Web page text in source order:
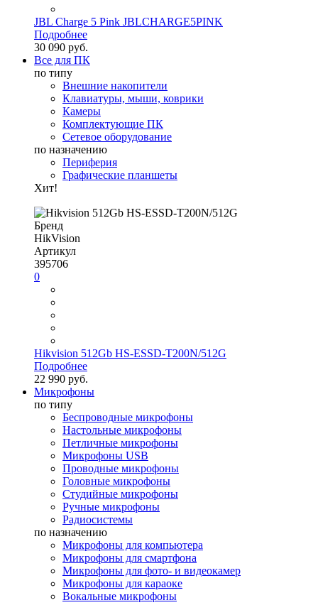
JBL Charge 5 Pink JBLCHARGE5PINK
Подробнее
30 090 руб.
Все для ПК
по типу
Внешние накопители
Клавиатуры, мыши, коврики
Камеры
Комплектующие ПК
Сетевое оборудование
по назначению
Периферия
Графические планшеты
Хит!
Бренд
HikVision
Артикул
395706
0
Hikvision 512Gb HS-ESSD-T200N/512G
Подробнее
22 990 руб.
Микрофоны
по типу
Беспроводные микрофоны
Настольные микрофоны
Петличные микрофоны
Микрофоны USB
Проводные микрофоны
Головные микрофоны
Студийные микрофоны
Ручные микрофоны
Радиосистемы
по назначению
Микрофоны для компьютера
Микрофоны для смартфона
Микрофоны для фото- и видеокамер
Микрофоны для караоке
Вокальные микрофоны